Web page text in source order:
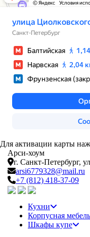
Для активации карты
Арси-хоум
г. Санкт-Петербург,
arsi6779328@mail.ru
+7 (812) 418-37-09
Кухни
Корпусная мебель
Шкафы купе